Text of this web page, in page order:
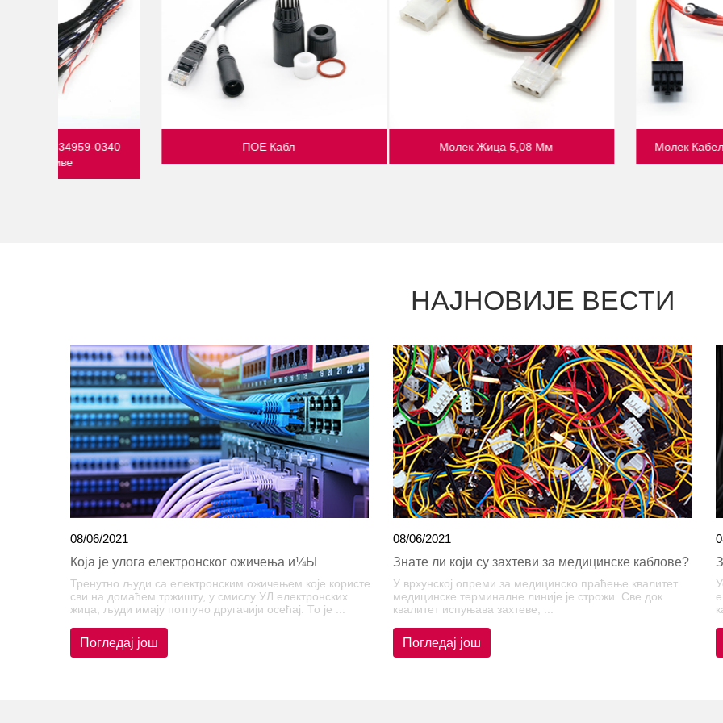
Молек Жица 5,08 Мм Молек Кабелски Сноп Од 3,0 Мм ХДМИ Кабл
НАЈНОВИЈЕ ВЕСТИ
08/06/2021
Која је улога електронског ожичења и¼Ы
Тренутно људи са електронским ожичењем које користе
сви на домаћем тржишту, у смислу УЛ електронских
жица, људи имају потпуно другачији осећај. То је ...
Погледај још
08/06/2021
Знате ли који су захтеви за медицинске каблове?
У врхунској опреми за медицинско праћење квалитет
медицинске терминалне линије је строжи. Све док
квалитет испуњава захтеве, ...
Погледај још